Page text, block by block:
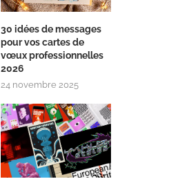
30 idées de messages
pour vos cartes de
vœux professionnelles
2026
24 novembre 2025